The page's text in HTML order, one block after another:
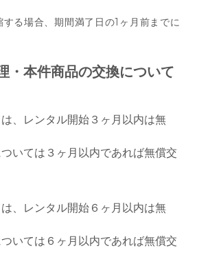
る場合、期間満了日の1ヶ月前までに
・本件商品の交換について
、レンタル開始３ヶ月以内は無
いては３ヶ月以内であれば無償交
、レンタル開始６ヶ月以内は無
いては６ヶ月以内であれば無償交